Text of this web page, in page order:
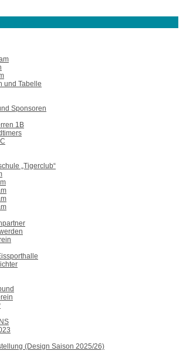
und Tabelle
Sponsoren
1B
„Tigerclub“
(Design Saison 2025/26)